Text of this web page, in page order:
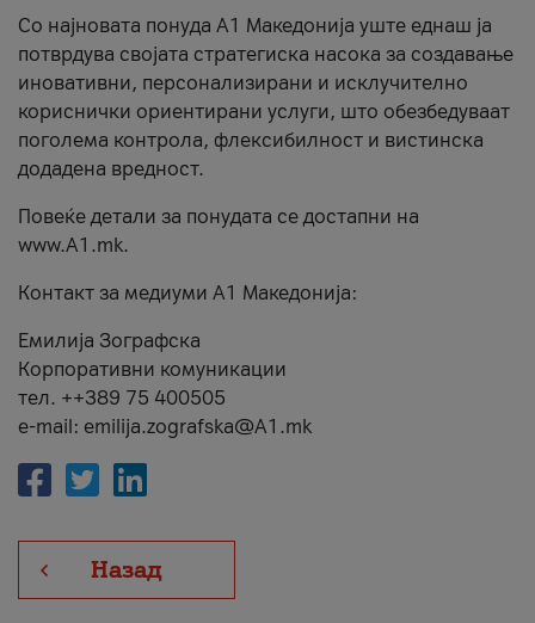
Со најновата понуда А1 Македонија уште еднаш ја
потврдува својата стратегиска насока за создавање
иновативни, персонализирани и исклучително
кориснички ориентирани услуги, што обезбедуваат
поголема контрола, флексибилност и вистинска
додадена вредност.
Повеќе детали за понудата се достапни на
www.А1.mk.
Контакт за медиуми А1 Македонија:
Емилија Зографска
Корпоративни комуникации
тел. ++389 75 400505
e-mail: emilija.zografska@A1.mk
Назад